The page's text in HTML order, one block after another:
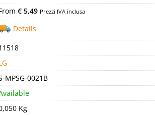
€ 5,49 Prezzi IVA inclusa
Details
MPSG-0021B
Kg